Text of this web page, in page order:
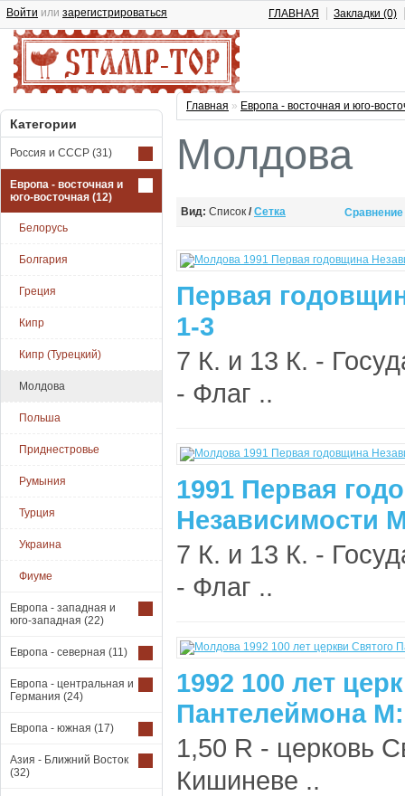
Войти или зарегистрироваться ГЛАВНАЯ Закладки (0)
Категории
Россия и СССР (31)
Европа - восточная и
юго-восточная (12)
Белорусь
Болгария
Греция
Кипр
Кипр (Турецкий)
Молдова
Польша
Приднестровье
Румыния
Турция
Украина
Фиуме
Европа - западная и
юго-западная (22)
Европа - северная (11)
Европа - центральная и
Германия (24)
Европа - южная (17)
Азия - Ближний Восток
(32)
Главная » Европа - восточная и юго-
Молдова
Вид: Список / Сетка Сравнение
Первая
1-3
7 К. и 13 К. -
- Флаг ..
1991 Первая
Независимости
7 К. и 13 К. -
- Флаг ..
1992 100 лет
Пантелеймона
1,50 R - церковь
Кишиневе ..